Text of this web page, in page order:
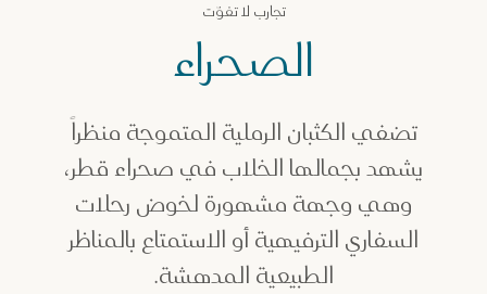
تجارب لا تفوّت
الصحراء
تضفي الكثبان الرملية المتموجة منظراً
يشهد بجمالها الخلاب في صحراء قطر،
وهي وجهة مشهورة لخوض رحلات
السفاري الترفيهية أو الاستمتاع بالمناظر
الطبيعية المدهشة.